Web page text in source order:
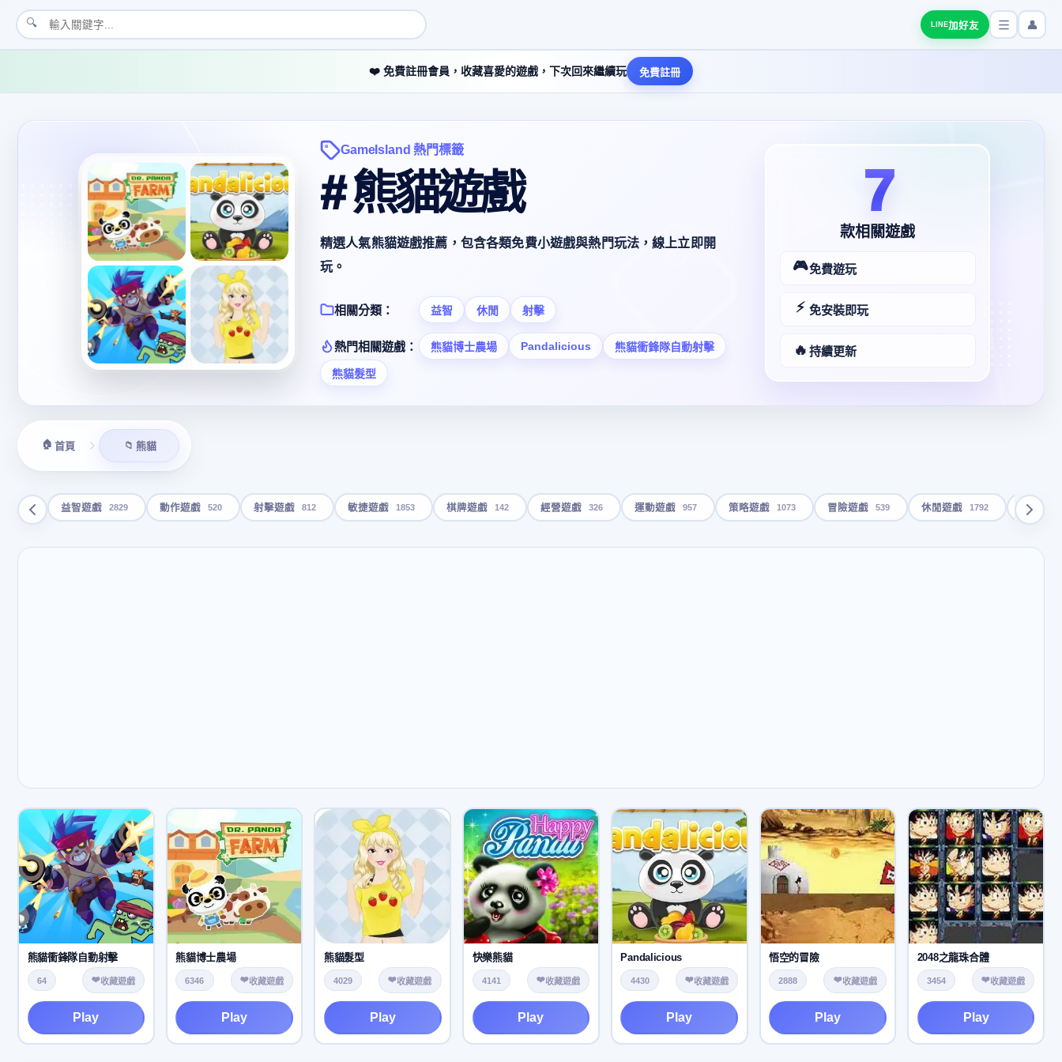
🔍 LINE加好友 👤
❤️ 免費註冊會員，收藏喜愛的遊戲，下次回來繼續玩 免費註冊
GameIsland 熱門標籤
# 熊貓遊戲
精選人氣熊貓遊戲推薦，包含各類免費小遊戲與熱門玩法，線上立即開
玩。
相關分類： 益智 休閒 射擊
熱門相關遊戲： 熊貓博士農場 Pandalicious 熊貓衝鋒隊自動射擊
熊貓髮型
7
款相關遊戲
🎮免費遊玩
⚡ 免安裝即玩
🔥 持續更新
🏠 首頁 📁 熊貓
益智遊戲 2829 動作遊戲 520 射擊遊戲 812 敏捷遊戲 1853 棋牌遊戲 142 經營遊戲 326 運動遊戲 957 策略遊戲 1073 冒險遊戲 539 休閒遊戲 1792 動畫影片
熊貓衝鋒隊自動射擊
64 ❤️收藏遊戲
Play
熊貓博士農場
6346 ❤️收藏遊戲
Play
熊貓髮型
4029 ❤️收藏遊戲
Play
快樂熊貓
4141 ❤️收藏遊戲
Play
Pandalicious
4430 ❤️收藏遊戲
Play
悟空的冒險
2888 ❤️收藏遊戲
Play
2048之龍珠合體
3454 ❤️收藏遊戲
Play